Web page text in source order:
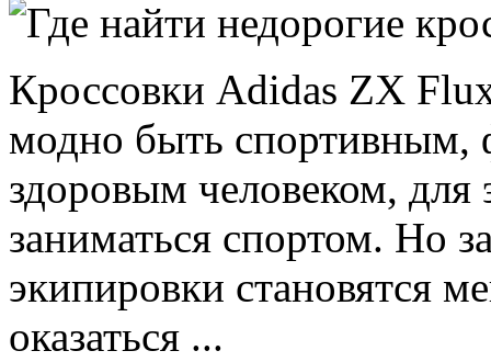
Кроссовки Аdidas ZX
модно быть спортивным,
здоровым человеком, для
заниматься спортом. Но
экипировки становятся
оказаться ...